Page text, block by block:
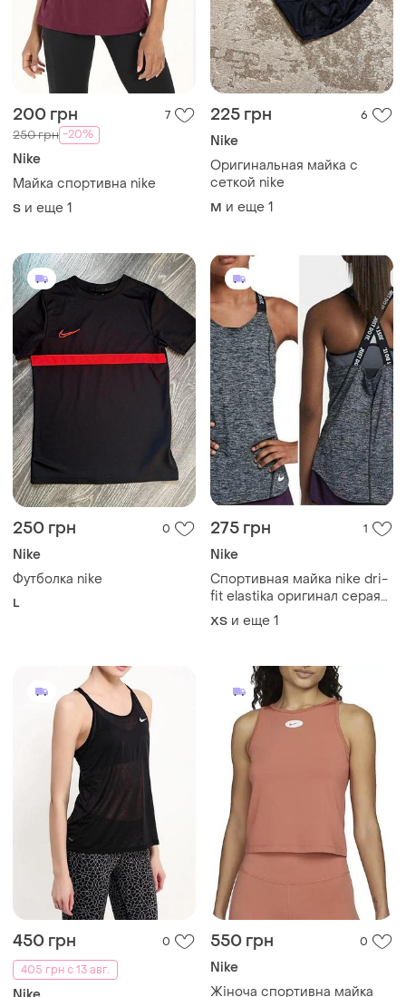
200 грн 7
250 грн -20%
Nike
Майка спортивна nike
S и еще 1
225 грн 6
Nike
Оригинальная майка с
сеткой nike
M и еще 1
250 грн 0
Nike
Футболка nike
L
275 грн 1
Nike
Спортивная майка nike dri-
fit elastika оригинал серая
меланж размер s
ХS и еще 1
450 грн
0
405 грн с 13 авг.
550 грн 0
Nike
Жіноча спортивна майка